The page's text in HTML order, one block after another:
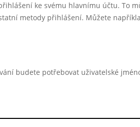
ke svému hlavnímu účtu. To
metody přihlášení. Můžete
budete potřebovat uživatelské